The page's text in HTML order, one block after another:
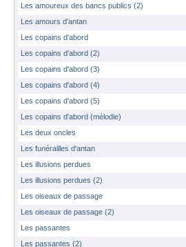
Les amoureux des bancs publics (2)
Les amours d'antan
Les copains d'abord
Les copains d'abord (2)
Les copains d'abord (3)
Les copains d'abord (4)
Les copains d'abord (5)
Les copains d'abord (mélodie)
Les deux oncles
Les funérailles d'antan
Les illusions perdues
Les illusions perdues (2)
Les oiseaux de passage
Les oiseaux de passage (2)
Les passantes
Les passantes (2)